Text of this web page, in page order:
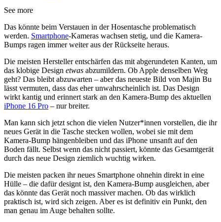
See more
Das könnte beim Verstauen in der Hosentasche problematisch
werden. Smartphone-Kameras wachsen stetig, und die Kamera-
Bumps ragen immer weiter aus der Rückseite heraus.
Die meisten Hersteller entschärfen das mit abgerundeten Kanten, um
das klobige Design etwas abzumildern. Ob Apple denselben Weg
geht? Das bleibt abzuwarten – aber das neueste Bild von Majin Bu
lässt vermuten, dass das eher unwahrscheinlich ist. Das Design
wirkt kantig und erinnert stark an den Kamera-Bump des aktuellen
iPhone 16 Pro – nur breiter.
Man kann sich jetzt schon die vielen Nutzer*innen vorstellen, die ihr
neues Gerät in die Tasche stecken wollen, wobei sie mit dem
Kamera-Bump hängenbleiben und das iPhone unsanft auf den
Boden fällt. Selbst wenn das nicht passiert, könnte das Gesamtgerät
durch das neue Design ziemlich wuchtig wirken.
Die meisten packen ihr neues Smartphone ohnehin direkt in eine
Hülle – die dafür designt ist, den Kamera-Bump ausgleichen, aber
das könnte das Gerät noch massiver machen. Ob das wirklich
praktisch ist, wird sich zeigen. Aber es ist definitiv ein Punkt, den
man genau im Auge behalten sollte.